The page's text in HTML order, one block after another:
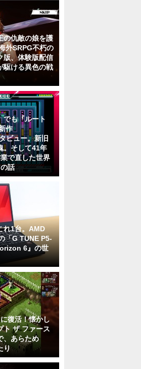
の仇敵の娘を護
外SRPG不朽の
版、体験版配信
駆ける異色の戦
でも『ルート
作
ビュー。新旧
。そして41年
で直した世界
話
れ1台。AMD
「G TUNE P5-
6』の世
復活！懐かし
ト ザ ファース
、あらため
り